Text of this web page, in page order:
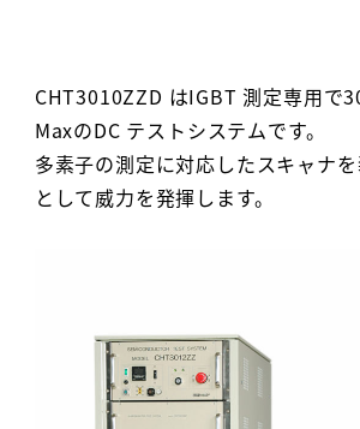
CHT3010ZZD はIGBT 測定専用で
MaxのDC テストシステムです。
多素子の測定に対応したスキャナ
として威力を発揮します。